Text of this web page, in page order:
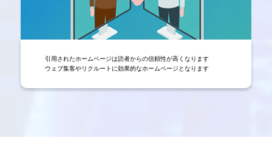
引用されたホームページは読者からの信頼性が高くなります
ウェブ集客やリクルートに効果的なホームページとなります